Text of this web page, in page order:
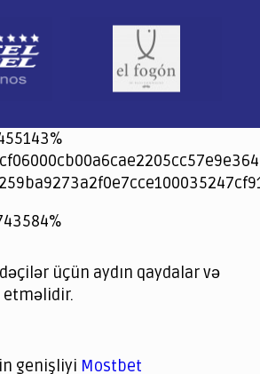
login
롯online
üçün aydın qaydalar və
genişliyi Mostbet